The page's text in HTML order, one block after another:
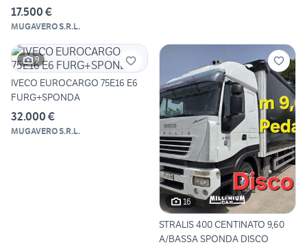
17.500 €
MUGAVERO S.R.L.
9
IVECO EUROCARGO 75E16 E6
FURG+SPONDA
32.000 €
MUGAVERO S.R.L.
16
STRALIS 400 CENTINATO 9,60
A/BASSA SPONDA DISCO